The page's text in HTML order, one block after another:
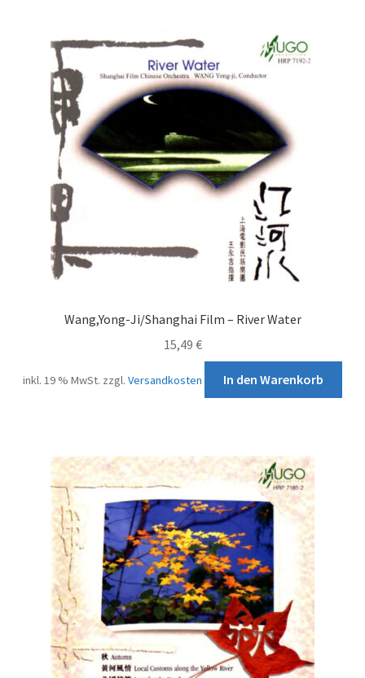
Wang,Yong-Ji/Shanghai Film – River Water
15,49 €
inkl. 19 % MwSt. zzgl.Versandkosten In den Warenkorb